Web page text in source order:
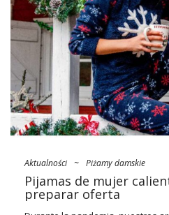
De hecho, este material noble
siglo XII, pero solo dos siglos
popularidad y, al mismo tiempo,
Aktualności ~ Piżamy damskie
Pijamas de mujer
preparar oferta